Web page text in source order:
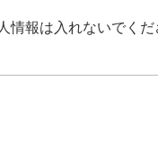
情報は入れないでくだ